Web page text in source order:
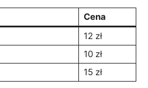
Cena
12 zł
10 zł
15 zł